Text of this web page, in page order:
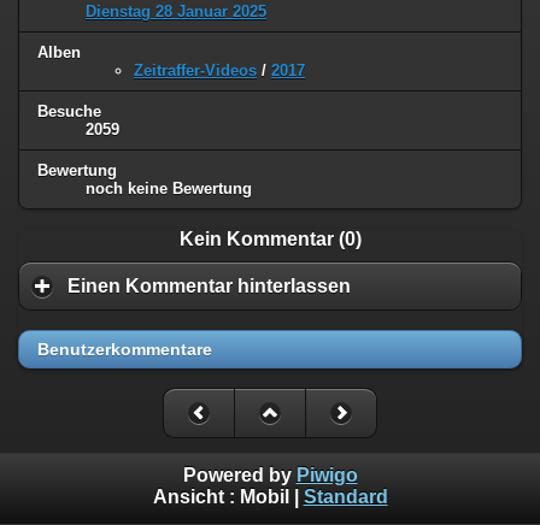
Dienstag 28 Januar 2025
Alben
Zeitraffer-Videos / 2017
Besuche
2059
Bewertung
noch keine Bewertung
Kein Kommentar (0)
Einen Kommentar hinterlassen
Benutzerkommentare
Powered by Piwigo
Ansicht : Mobil Standard